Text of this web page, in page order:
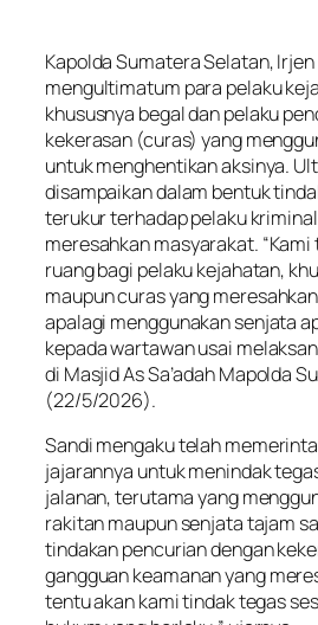
Kapolda Sumatera Selatan,
mengultimatum para pelaku
khususnya begal dan pelaku
kekerasan (curas) yang
untuk menghentikan aksinya.
disampaikan dalam bentuk
terukur terhadap pelaku
meresahkan masyarakat.
ruang bagi pelaku kejahatan,
maupun curas yang
apalagi menggunakan senjata
kepada wartawan usai
di Masjid As Sa’adah Mapolda
(22/5/2026).
Sandi mengaku telah
jajarannya untuk menindak
jalanan, terutama yang
rakitan maupun senjata tajam
tindakan pencurian dengan
gangguan keamanan yang
tentu akan kami tindak tegas